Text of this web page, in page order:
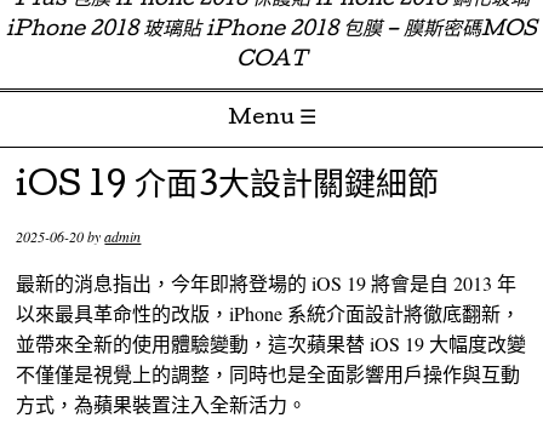
iPhone 2018 玻璃貼 iPhone 2018 包膜 – 膜斯密碼MOS
COAT
Menu ☰
Skip to content
iOS 19 介面3大設計關鍵細節
2025-06-20byadmin
最新的消息指出，今年即將登場的 iOS 19 將會是自 2013 年
以來最具革命性的改版，iPhone 系統介面設計將徹底翻新，
並帶來全新的使用體驗變動，這次蘋果替 iOS 19 大幅度改變
不僅僅是視覺上的調整，同時也是全面影響用戶操作與互動
方式，為蘋果裝置注入全新活力。